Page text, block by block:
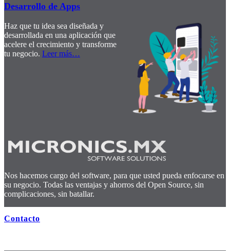
Desarrollo de Apps
Haz que tu idea sea diseñada y
desarrollada en una aplicación que
acelere el crecimiento y transforme
tu negocio. Leer más…
Nos hacemos cargo del software, para que usted pueda enfocarse en
su negocio. Todas las ventajas y ahorros del Open Source, sin
complicaciones, sin batallar.
Contacto